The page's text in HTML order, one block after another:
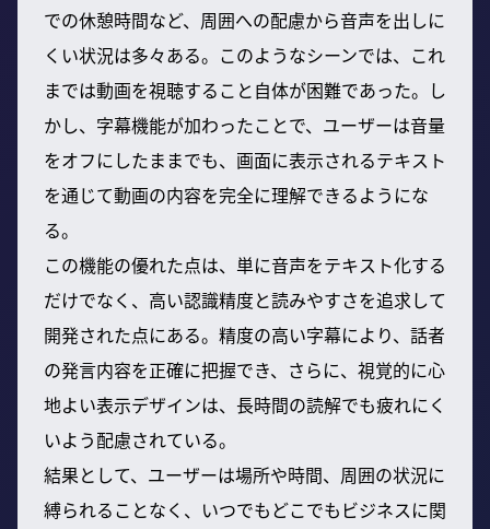
での休憩時間など、周囲への配慮から音声を出しに
くい状況は多々ある。このようなシーンでは、これ
までは動画を視聴すること自体が困難であった。し
かし、字幕機能が加わったことで、ユーザーは音量
をオフにしたままでも、画面に表示されるテキスト
を通じて動画の内容を完全に理解できるようにな
る。
この機能の優れた点は、単に音声をテキスト化する
だけでなく、高い認識精度と読みやすさを追求して
開発された点にある。精度の高い字幕により、話者
の発言内容を正確に把握でき、さらに、視覚的に心
地よい表示デザインは、長時間の読解でも疲れにく
いよう配慮されている。
結果として、ユーザーは場所や時間、周囲の状況に
縛られることなく、いつでもどこでもビジネスに関